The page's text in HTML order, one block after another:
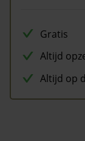
Gratis
Altijd
Altijd op